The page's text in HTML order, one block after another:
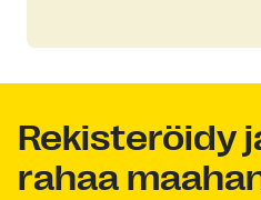
Rekisteröidy
rahaa